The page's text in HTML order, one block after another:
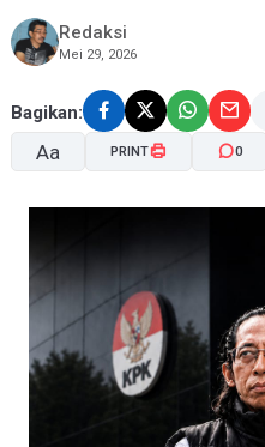
Redaksi
Mei 29, 2026
Bagikan:
Aa PRINT 0